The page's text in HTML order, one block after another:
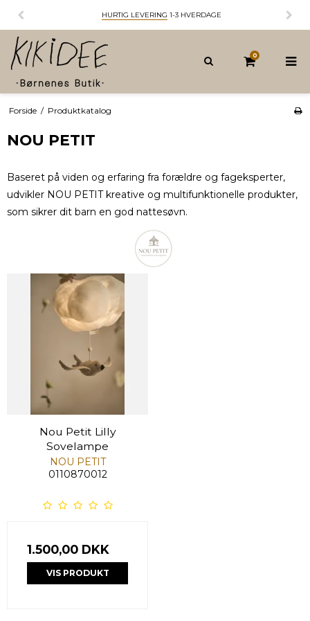
HURTIG LEVERING 1-3 HVERDAGE
0
Forside / Produktkatalog
NOU PETIT
Baseret på viden og erfaring fra forældre og fageksperter,
udvikler NOU PETIT kreative og multifunktionelle produkter,
som sikrer dit barn en god nattesøvn.
Nou Petit Lilly
Sovelampe
NOU PETIT
0110870012
1.500,00 DKK
VIS PRODUKT